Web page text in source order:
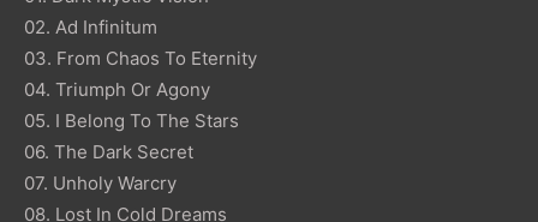
02. Ad Infinitum
03. From Chaos To Eternity
04. Triumph Or Agony
05. I Belong To The Stars
06. The Dark Secret
07. Unholy Warcry
08. Lost In Cold Dreams